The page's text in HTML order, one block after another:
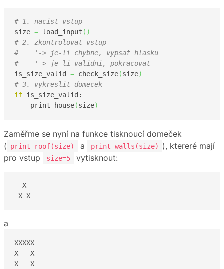
# 1. nacist vstup
size = load_input ( )
# 2. zkontrolovat vstup
#    '-> je-li chybne, vypsat hlasku
#    '-> je-li validni, pokracovat
is_size_valid = check_size(size)
# 3. vykreslit domecek
if is_size_valid:
    print_house
(size)
Zaměřme se nyní na funkce tisknoucí domeček
( print_roof(size) a print_walls(size)
), ktereré mají
pro vstup
size=5 vytisknout:
  X
X X
a
XXXXX
X   X
X   X